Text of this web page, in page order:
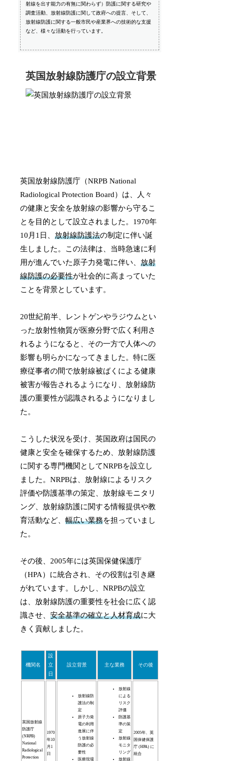
射線を出す能力の有無に関わらず）防護に関する研究や
調査活動、放射線防護に関して政府への提言、そして、
放射線防護に関する一般市民や産業界への技術的な支援
など、様々な活動を行っています。
英国放射線防護庁の設立背景
英国放射線防護庁（NRPB National
Radiological Protection Board）は、人々
の健康と安全を放射線の影響から守るこ
とを目的として設立されました。1970年
10月1日、放射線防護法の制定に伴い誕
生しました。この法律は、当時急速に利
用が進んでいた原子力発電に伴い、放射
線防護の必要性が社会的に高まっていた
ことを背景としています。
20世紀前半、レントゲンやラジウムとい
った放射性物質が医療分野で広く利用さ
れるようになると、その一方で人体への
影響も明らかになってきました。特に医
療従事者の間で放射線被ばくによる健康
被害が報告されるようになり、放射線防
護の重要性が認識されるようになりまし
た。
こうした状況を受け、英国政府は国民の
健康と安全を確保するため、放射線防護
に関する専門機関としてNRPBを設立し
ました。NRPBは、放射線によるリスク
評価や防護基準の策定、放射線モニタリ
ング、放射線防護に関する情報提供や教
育活動など、幅広い業務を担っていまし
た。
その後、2005年には英国保健保護庁
（HPA）に統合され、その役割は引き継
がれています。しかし、NRPBの設立
は、放射線防護の重要性を社会に広く認
識させ、安全基準の確立と人材育成に大
きく貢献しました。
機関名
設
立
日
設立背景 主な業務 その後
英国放射線
防護庁
(NRPB)
National
Radiological
Protection
1970
年10
月1
日
放射線防
護法の制
定
原子力発
電の利用
進展に伴
う放射線
防護の必
要性
医療現場
放射線
による
リスク
評価
防護基
準の策
定
放射線
モニタ
リング
放射線
2005年、英
国保健保護
庁 (HPA) に
統合